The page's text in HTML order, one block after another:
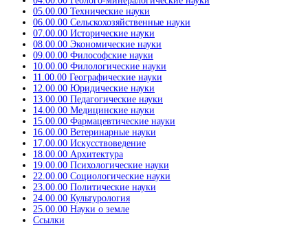
05.00.00 Технические науки
06.00.00 Сельскохозяйственные науки
07.00.00 Исторические науки
08.00.00 Экономические науки
09.00.00 Философские науки
10.00.00 Филологические науки
11.00.00 Географические науки
12.00.00 Юридические науки
13.00.00 Педагогические науки
14.00.00 Медицинские науки
15.00.00 Фармацевтические науки
16.00.00 Ветеринарные науки
17.00.00 Искусствоведение
18.00.00 Архитектура
19.00.00 Психологические науки
22.00.00 Социологические науки
23.00.00 Политические науки
24.00.00 Культурология
25.00.00 Науки о земле
Ссылки